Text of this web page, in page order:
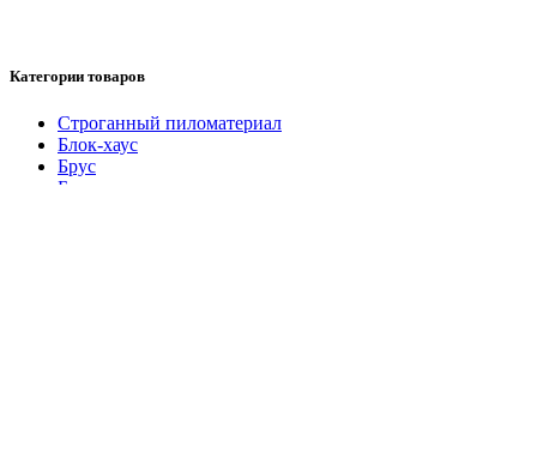
Категории товаров
Cтроганный пиломатериал
Блок-хаус
Брус
Брусок